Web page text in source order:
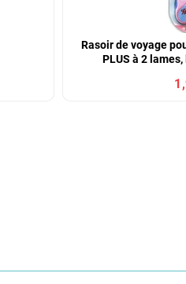
Rasoir de voyage
PLUS à 2 lames,